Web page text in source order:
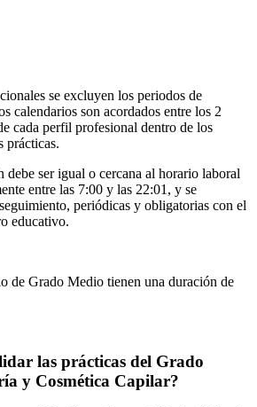
se excluyen los periodos de
calendarios son acordados entre los 2
cada perfil profesional dentro de los
prácticas.
ser igual o cercana al horario laboral
entre las 7:00 y las 22:01, y se
periódicas y obligatorias con el
educativo.
de Grado Medio tienen una duración de
las prácticas del Grado
y Cosmética Capilar?